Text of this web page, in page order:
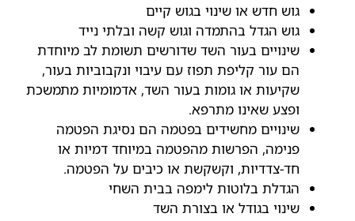
גוש חדש או שינוי בגוש קיים
גוש הגדל בהתמדה וגוש קשה ובלתי נייד
שינויים בעור השד שדורשים תשומת לב מיוחדת
הם עור קליפת תפוז עם עיבוי ונקבוביות בעור,
שקיעות או גומות בעור השד, אדמומיות מתמשכת
ופצע שאינו מתרפא.
שינויים מחשידים בפטמה הם נסיגת הפטמה
פנימה, הפרשות מהפטמה במיוחד דמיות או
חד-צדדיות, וקשקשת או כיבים על הפטמה.
הגדלת בלוטות לימפה בבית השחי
שינוי בגודל או בצורת השד